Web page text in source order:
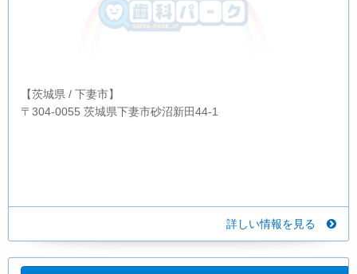
【茨城県 / 下妻市】
〒304-0055 茨城県下妻市砂沼新田44-1
詳しい情報を見る